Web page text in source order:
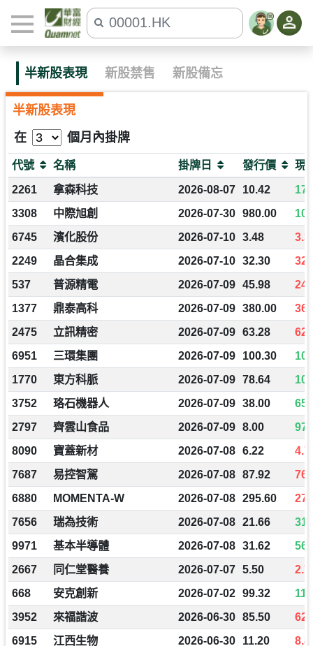
半新股表現 新股禁售 新股備忘
半新股表現
在
個月內掛牌
代號 名稱 掛牌日 發行價
現
2261
拿森科技 2026-08-07 10.42
3308
中際旭創 2026-07-30 980.00
6745
濱化股份 2026-07-10 3.48
2249
晶合集成 2026-07-10 32.30
537
普源精電 2026-07-09 45.98
1377
鼎泰高科 2026-07-09 380.00
2475
立訊精密 2026-07-09 63.28
6951
三環集團 2026-07-09 100.30
1770
東方科脈 2026-07-09 78.64
3752
珞石機器人 2026-07-09 38.00
2797
齊雲山食品 2026-07-09 8.00
8090
寶蓋新材 2026-07-08 6.22
7687
易控智駕 2026-07-08 87.92
6880
MOMENTA-W 2026-07-08 295.60
7656
瑞為技術 2026-07-08 21.66
9971
基本半導體 2026-07-08 31.62
2667
同仁堂醫養 2026-07-07 5.50
668
安克創新 2026-07-02 99.32
3952
來福諧波 2026-06-30 85.50
6915
江西生物 2026-06-30 11.20